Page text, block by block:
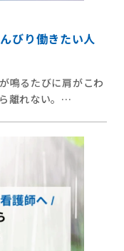
びり働きたい人
鳴るたびに肩がこわ
離れない。…